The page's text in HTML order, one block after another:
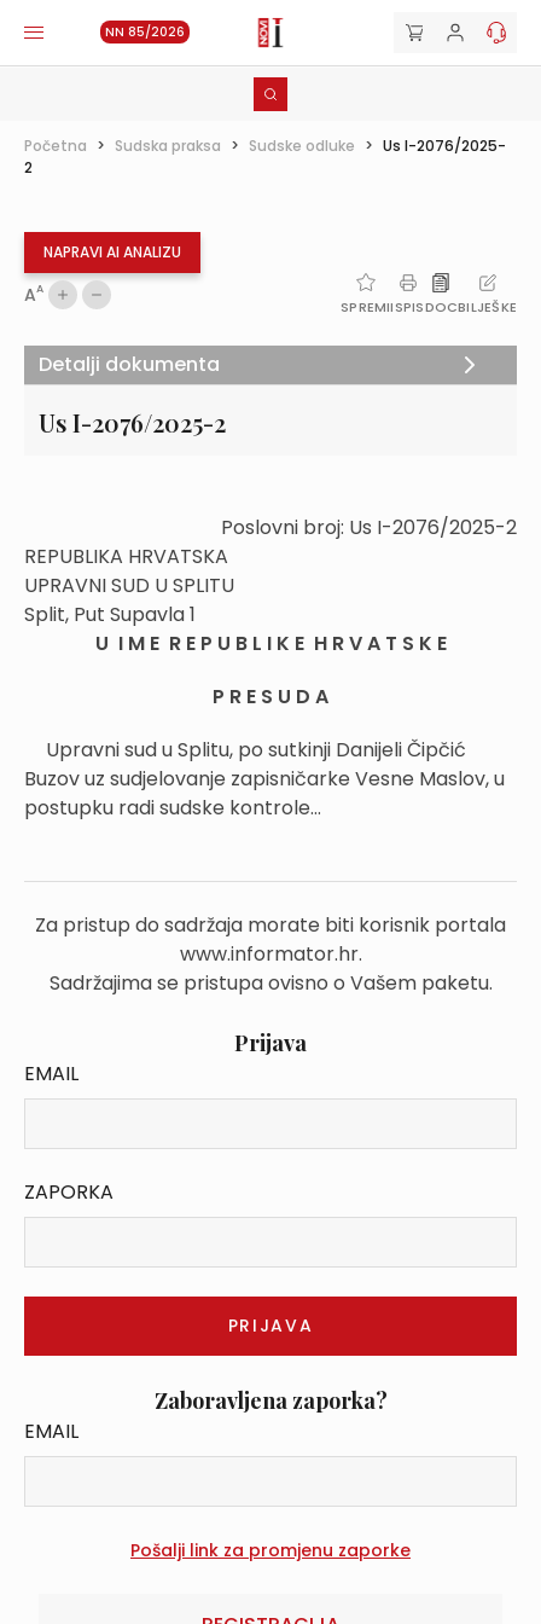
NN 85/2026
Početna > Sudska praksa > Sudske odluke > Us I-2076/2025-
2
NAPRAVI AI ANALIZU
AA
SPREMIISPISDOCBILJEŠKE
Us I-2076/2025-2
Poslovni broj: Us I-2076/2025-2
REPUBLIKA HRVATSKA
UPRAVNI SUD U SPLITU
Split, Put Supavla 1
U I M E R E P U B L I K E H R V A T S K E
P R E S U D A
Upravni sud u Splitu, po sutkinji Danijeli Čipčić
Buzov uz sudjelovanje zapisničarke Vesne Maslov, u
postupku radi sudske kontrole...
Za pristup do sadržaja morate biti korisnik portala
www.informator.hr.
Sadržajima se pristupa ovisno o Vašem paketu.
Prijava
EMAIL
ZAPORKA
Zaboravljena zaporka?
EMAIL
Detalji dokumenta